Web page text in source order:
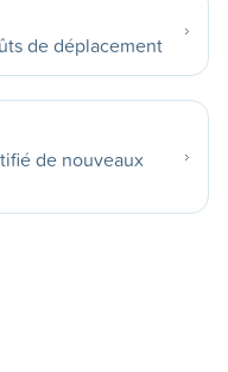
de déplacement
de nouveaux